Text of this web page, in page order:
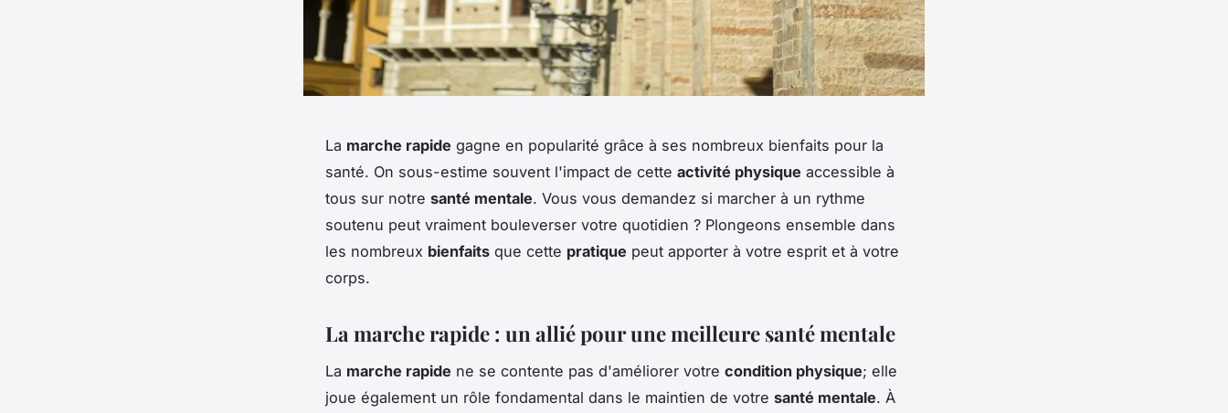
La marche rapide gagne en popularité grâce à ses nombreux bienfaits pour la
santé. On sous-estime souvent l'impact de cette activité physique accessible à
tous sur notre santé mentale. Vous vous demandez si marcher à un rythme
soutenu peut vraiment bouleverser votre quotidien ? Plongeons ensemble dans
les nombreux bienfaits que cette pratique peut apporter à votre esprit et à votre
corps.
La marche rapide : un allié pour une meilleure santé mentale
La marche rapide ne se contente pas d'améliorer votre condition physique; elle
joue également un rôle fondamental dans le maintien de votre santé mentale. À